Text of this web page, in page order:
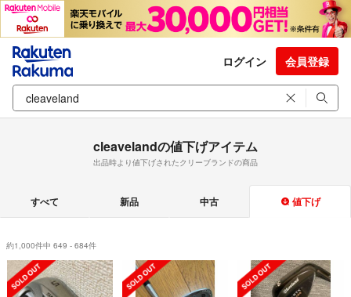
ログイン 会員登録
cleavelandの値下げアイテム
出品時より値下げされたクリーブランドの商品
すべて 新品 中古 値下げ
約1,000件中 649 - 684件